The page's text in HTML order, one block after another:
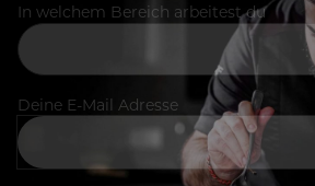
In welchem Bereich arbeitest du
Deine E-Mail Adresse